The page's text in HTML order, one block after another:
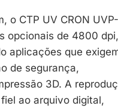
o CTP UV CRON
opcionais de 4800
aplicações que
de segurança,
3D. A
ao arquivo digital,